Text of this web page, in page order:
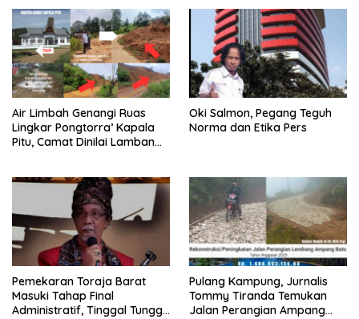
Air Limbah Genangi Ruas
Lingkar Pongtorra’ Kapala
Pitu, Camat Dinilai Lamban
Oki Salmon, Pegang Teguh
Norma dan Etika Pers
Pemekaran Toraja Barat
Masuki Tahap Final
Administratif, Tinggal Tunggu
Pulang Kampung, Jurnalis
Tommy Tiranda Temukan
Jalan Perangian Ampang